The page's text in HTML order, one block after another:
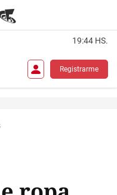
19:44 HS.
Registrarme